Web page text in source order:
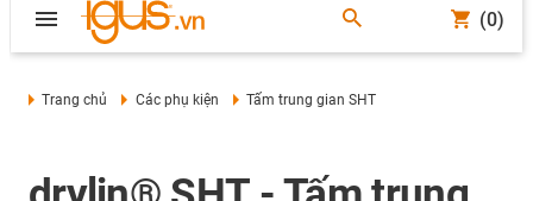
(0)
Trang chủ Các phụ kiện Tấm trung gian SHT